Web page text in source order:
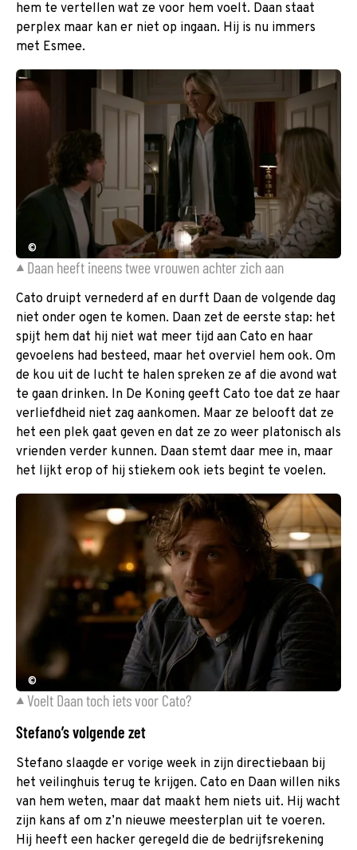
hem te vertellen wat ze voor hem voelt. Daan staat
perplex maar kan er niet op ingaan. Hij is nu immers
met Esmee.
©
Daan heeft ineens twee vrouwen achter zich aan
Cato druipt vernederd af en durft Daan de volgende dag
niet onder ogen te komen. Daan zet de eerste stap: het
spijt hem dat hij niet wat meer tijd aan Cato en haar
gevoelens had besteed, maar het overviel hem ook. Om
de kou uit de lucht te halen spreken ze af die avond wat
te gaan drinken. In De Koning geeft Cato toe dat ze haar
verliefdheid niet zag aankomen. Maar ze belooft dat ze
het een plek gaat geven en dat ze zo weer platonisch als
vrienden verder kunnen. Daan stemt daar mee in, maar
het lijkt erop of hij stiekem ook iets begint te voelen.
©
Voelt Daan toch iets voor Cato?
Stefano’s volgende zet
Stefano slaagde er vorige week in zijn directiebaan bij
het veilinghuis terug te krijgen. Cato en Daan willen niks
van hem weten, maar dat maakt hem niets uit. Hij wacht
zijn kans af om z’n nieuwe meesterplan uit te voeren.
Hij heeft een hacker geregeld die de bedrijfsrekening